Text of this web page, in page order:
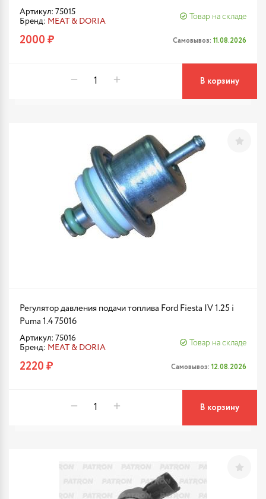
Артикул: 75015
Бренд: MEAT & DORIA
Товар на складе
2000 ₽ Самовывоз: 11.08.2026
В корзину
Регулятор давления подачи топлива Ford Fiesta IV 1.25 i
Puma 1.4 75016
Артикул: 75016
Бренд: MEAT & DORIA
Товар на складе
2220 ₽ Самовывоз: 12.08.2026
В корзину